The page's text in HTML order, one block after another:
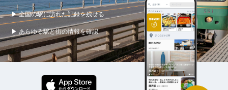
▶ 全国の駅に訪れた記録を残せる
▶ あらゆる駅と街の情報を確認